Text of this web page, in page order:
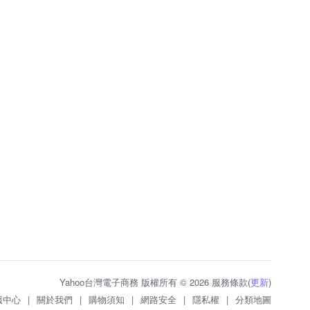
Yahoo台灣電子商務 版權所有 © 2026 服務條款(更新)
中心 | 關於我們 | 購物須知 | 網路安全 | 隱私權 | 分類地圖